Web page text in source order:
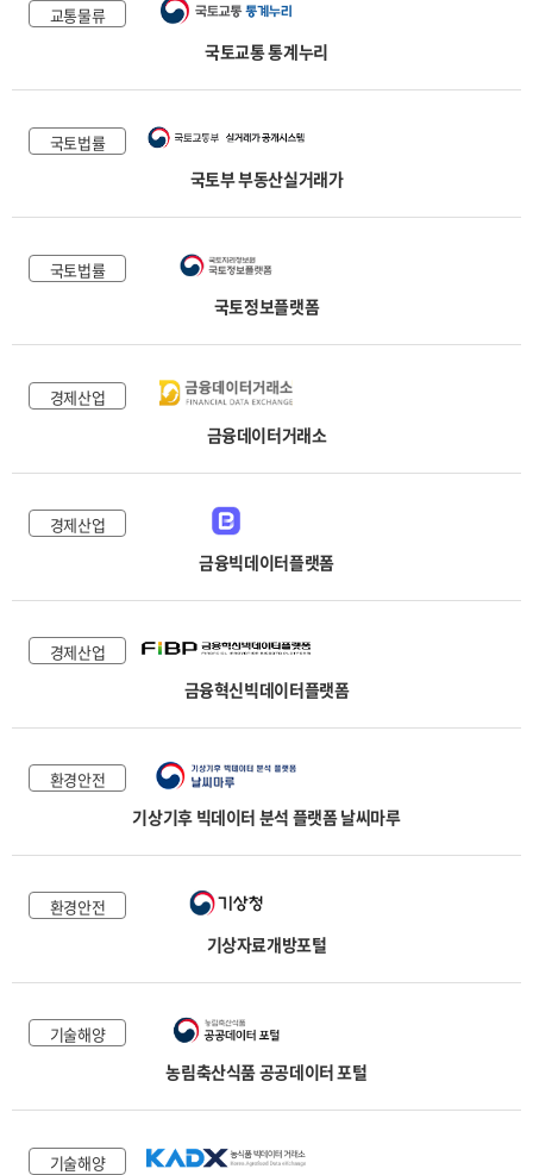
교통물류
국토교통 통계누리
국토법률
국토부 부동산실거래가
국토법률
국토정보플랫폼
경제산업
금융데이터거래소
경제산업
금융빅데이터플랫폼
경제산업
금융혁신빅데이터플랫폼
환경안전
기상기후 빅데이터 분석 플랫폼 날씨마루
환경안전
기상자료개방포털
기술해양
농림축산식품 공공데이터 포털
기술해양